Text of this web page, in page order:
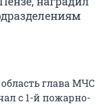
глава МЧС
с 1-й пожарно-